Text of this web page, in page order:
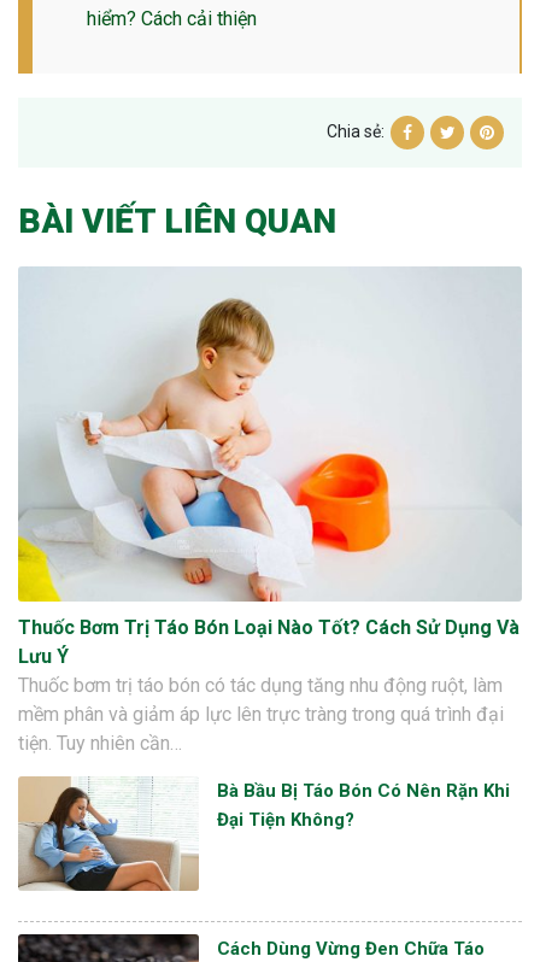
hiểm? Cách cải thiện
Chia sẻ:
BÀI VIẾT LIÊN QUAN
Thuốc Bơm Trị Táo Bón Loại Nào Tốt? Cách Sử Dụng Và
Lưu Ý
Thuốc bơm trị táo bón có tác dụng tăng nhu động ruột, làm
mềm phân và giảm áp lực lên trực tràng trong quá trình đại
tiện. Tuy nhiên cần…
Bà Bầu Bị Táo Bón Có Nên Rặn Khi
Đại Tiện Không?
Cách Dùng Vừng Đen Chữa Táo